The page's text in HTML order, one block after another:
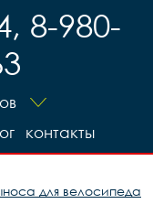
8-980-
контакты
для велосипеда